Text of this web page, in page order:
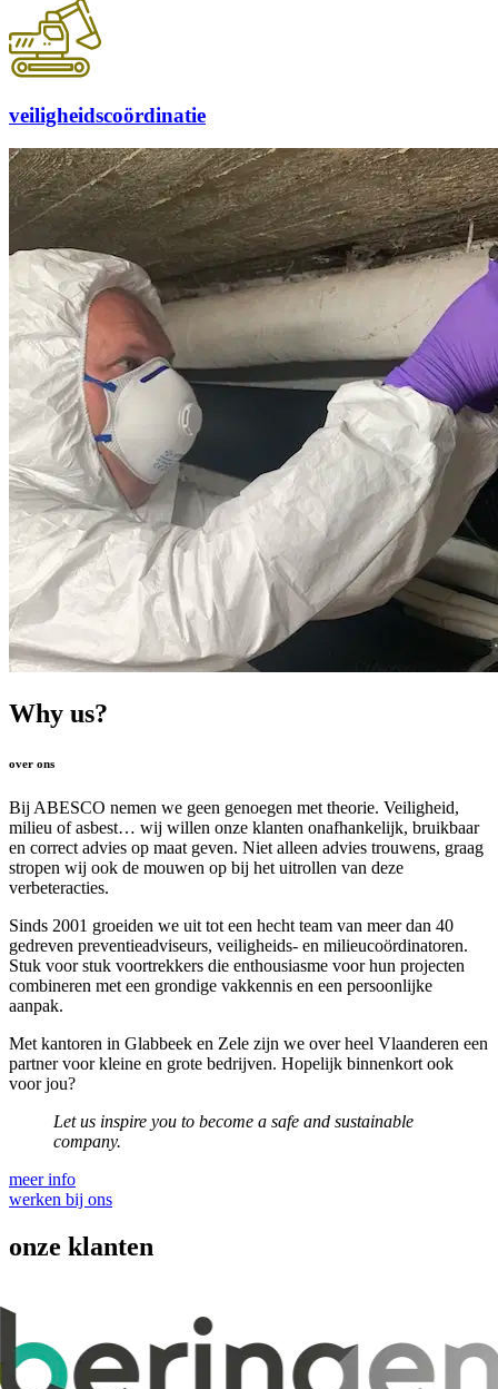
veiligheidscoördinatie
Why us?
over ons
Bij ABESCO nemen we geen genoegen met theorie. Veiligheid,
milieu of asbest… wij willen onze klanten onafhankelijk, bruikbaar
en correct advies op maat geven. Niet alleen advies trouwens, graag
stropen wij ook de mouwen op bij het uitrollen van deze
verbeteracties.
Sinds 2001 groeiden we uit tot een hecht team van meer dan 40
gedreven preventieadviseurs, veiligheids- en milieucoördinatoren.
Stuk voor stuk voortrekkers die enthousiasme voor hun projecten
combineren met een grondige vakkennis en een persoonlijke
aanpak.
Met kantoren in Glabbeek en Zele zijn we over heel Vlaanderen een
partner voor kleine en grote bedrijven. Hopelijk binnenkort ook
voor jou?
Let us inspire you to become a safe and sustainable
company.
meer info
werken bij ons
onze klanten